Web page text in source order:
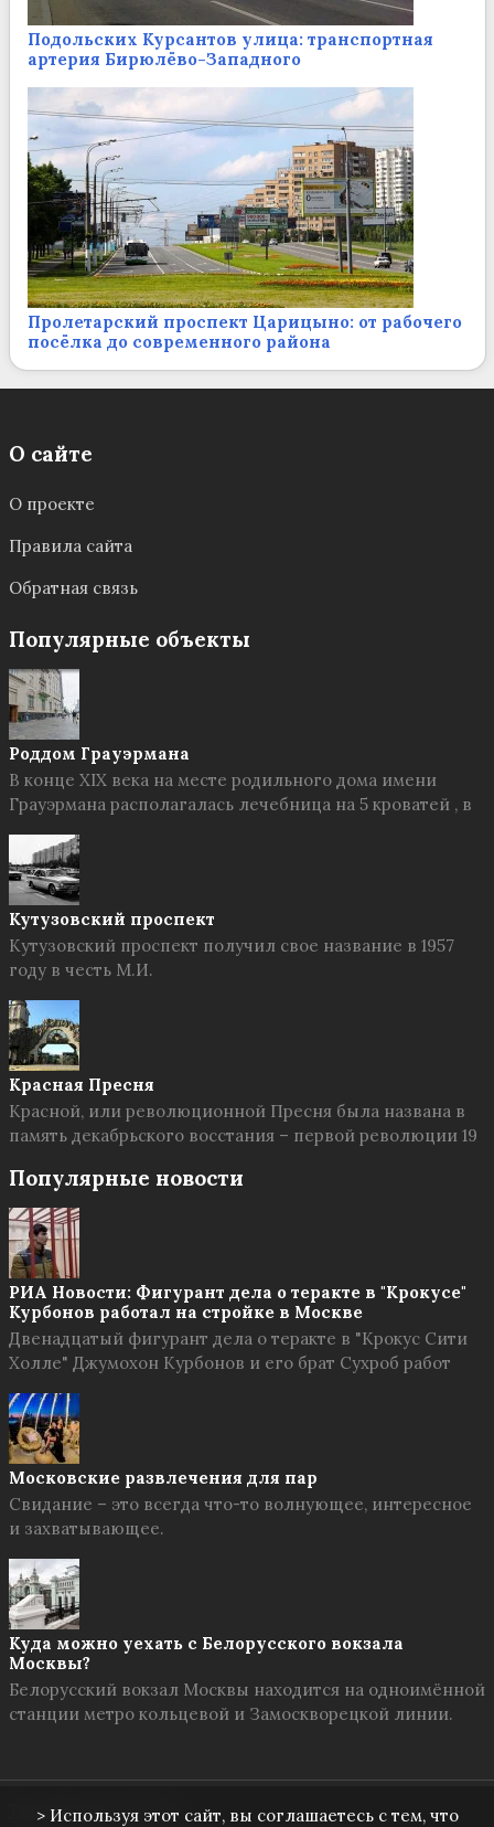
Подольских Курсантов улица: транспортная
артерия Бирюлёво-Западного
Пролетарский проспект Царицыно: от рабочего
посёлка до современного района
О сайте
О проекте
Правила сайта
Обратная связь
Популярные объекты
Роддом Грауэрмана
В конце XIX века на месте родильного дома имени
Грауэрмана располагалась лечебница на 5 кроватей , в
Кутузовский проспект
Кутузовский проспект получил свое название в 1957
году в честь М.И.
Красная Пресня
Красной, или революционной Пресня была названа в
память декабрьского восстания – первой революции 19
Популярные новости
РИА Новости: Фигурант дела о теракте в "Крокусе"
Курбонов работал на стройке в Москве
Двенадцатый фигурант дела о теракте в "Крокус Сити
Холле" Джумохон Курбонов и его брат Сухроб работ
Московские развлечения для пар
Свидание – это всегда что-то волнующее, интересное
и захватывающее.
Куда можно уехать с Белорусского вокзала
Москвы?
Белорусский вокзал Москвы находится на одноимённой
станции метро кольцевой и Замоскворецкой линии.
Твоя Москва © 2026
> Используя этот сайт, вы соглашаетесь с тем, что